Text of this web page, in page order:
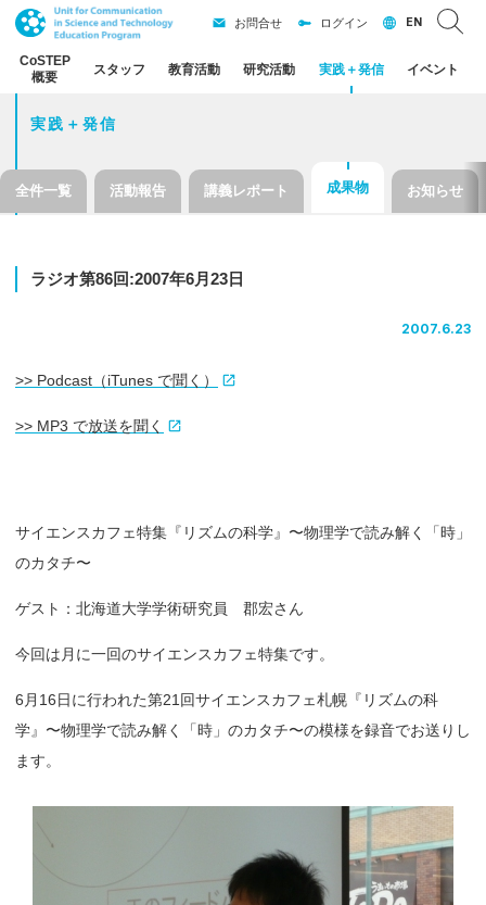
CoSTEP
概要
スタッフ 教育活動 研究活動 実践＋発信 イベント
お問合せ ログイン EN
実践＋発信
全件一覧 活動報告 講義レポート 成果物 お知らせ
ラジオ第86回:2007年6月 23 日
2007.6.23
>> Podcast（iTunes で聞く）
>> MP3 で放送を聞く
サイエンスカフェ特集『リズムの科学』〜物理学で読み解く「時」
のカタチ〜
ゲスト：北海道大学学術研究員 郡宏さん
今回は月に一回のサイエンスカフェ特集です。
6月16日に行われた第21回サイエンスカフェ札幌『リズムの科
学』〜物理学で読み解く「時」のカタチ〜の模様を録音でお送りし
ます。